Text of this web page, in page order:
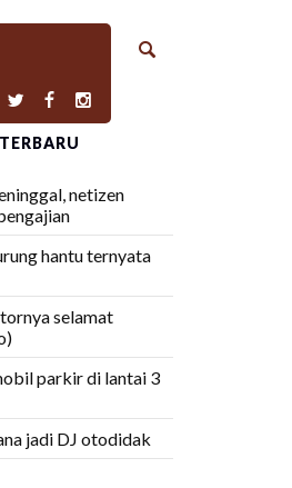
netizen
hantu ternyata
selamat
parkir di lantai 3
jadi DJ otodidak